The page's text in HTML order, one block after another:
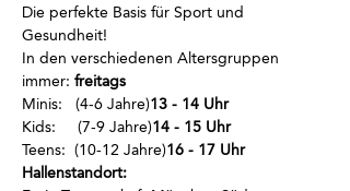
Die perfekte Basis für Sport und
Gesundheit!
In den verschiedenen Altersgruppen
immer: freitags
Minis:
(4-6 Jahre)13 - 14 Uhr
Kids:
(7-9 Jahre)14 - 15 Uhr
Teens: (10-12 Jahre)16 - 17 Uhr
Hallenstandort: